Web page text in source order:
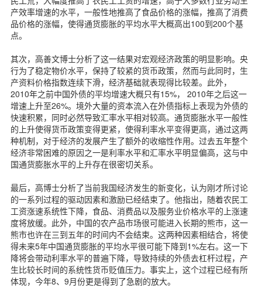
产效率增速的水平，一般性地推高了食品价格的涨幅，推高了消费
品价格的涨幅，使得通货膨胀的平均水平大概高出100到200个基
点。
其次，高善文博士分析了这一结果对宏观经济政策的明显影响。央
行为了稳定物价水平，保持了较紧的货币政策，然而与此同时，生
产资料价格指数连续下滑，经济基础就表现得比较差。此外，
2010年之前中国外债的平均增速大概只有15%， 2010年之后这一
增速上升至26%。境外大量的资本流入在外债指标上表现为外债的
快速积累，同时必然导致汇率水平相对较高。通货膨胀水平一般性
的上升使得货币政策变得更紧，使得利率水平变得更高，通过这两
种机制，对于经济的发展产生了额外的收缩性作用。过去五年整个
经济非常困难的原因之一是利率水平和汇率水平明显偏高，这与中
国通货膨胀水平的上升存在很密切关系。
最后，高博士分析了当前我国经济发生的新变化，认为刚才所讨论
的一系列过程的驱动因素和激励已经结束了。他指出，随着农民工
工资涨速系统性下降，食品、消费品以及服务业价格水平的上涨速
度将放缓。此外，中国的农产品市场很可能进入长期的熊市，这一
熊市也许在三到五年的时间内不会结束。这两种因素相结合，将使
得未来5年中国通货膨胀的平均水平很可能下降到1%左右。这一下
降将会带动利率水平的普遍下降，导致持续的外债去杠杆过程，产
生比较长时间的系统性货币贬值压力。事实上，这个过程已经有所
体现，今年8、9月份更是得到了急剧的放大。